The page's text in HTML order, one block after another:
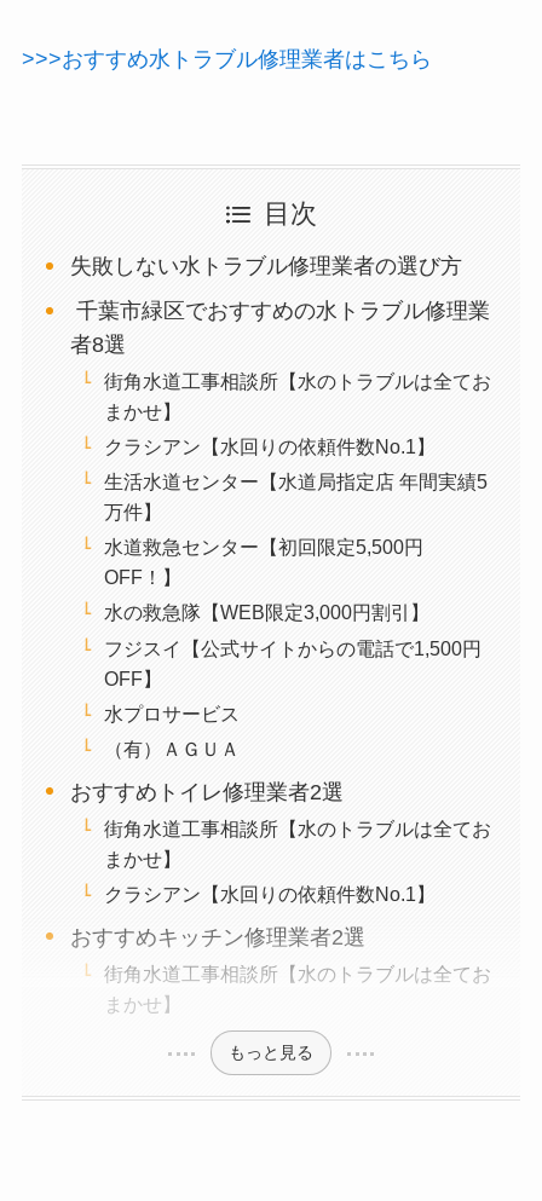
>>>おすすめ水トラブル修理業者はこちら
目次
失敗しない水トラブル修理業者の選び方
千葉市緑区でおすすめの水トラブル修理業
者8選
街角水道工事相談所【水のトラブルは全てお
まかせ】
クラシアン【水回りの依頼件数No.1】
生活水道センター【水道局指定店 年間実績5
万件】
水道救急センター【初回限定5,500円
OFF！】
水の救急隊【WEB限定3,000円割引】
フジスイ【公式サイトからの電話で1,500円
OFF】
水プロサービス
（有）ＡＧＵＡ
おすすめトイレ修理業者2選
街角水道工事相談所【水のトラブルは全てお
まかせ】
クラシアン【水回りの依頼件数No.1】
おすすめキッチン修理業者2選
街角水道工事相談所【水のトラブルは全てお
まかせ】
もっと見る